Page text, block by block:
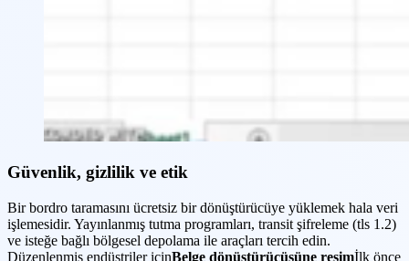
Güvenlik, gizlilik ve etik
Bir bordro taramasını ücretsiz bir dönüştürücüye yüklemek hala veri
işlemesidir. Yayınlanmış tutma programları, transit şifreleme (tls 1.2)
ve isteğe bağlı bölgesel depolama ile araçları tercih edin.
Düzenlenmiş endüstriler içinBelge dönüştürücüsüne resimİlk önce